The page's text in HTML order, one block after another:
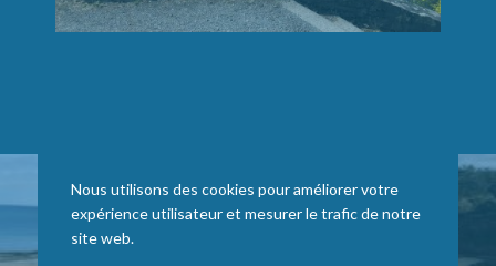
Nous utilisons des cookies pour améliorer votre
expérience utilisateur et mesurer le trafic de notre
site web.